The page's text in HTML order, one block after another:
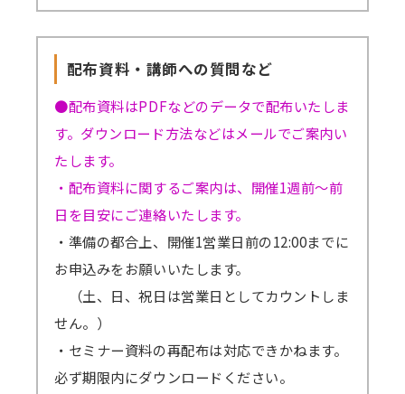
配布資料・講師への質問など
●配布資料はPDFなどのデータで配布いたしま
す。ダウンロード方法などはメールでご案内い
たします。
・配布資料に関するご案内は、開催1週前～前
日を目安にご連絡いたします。
・準備の都合上、開催1営業日前の12:00までに
お申込みをお願いいたします。
（土、日、祝日は営業日としてカウントしま
せん。）
・セミナー資料の再配布は対応できかねます。
必ず期限内にダウンロードください。